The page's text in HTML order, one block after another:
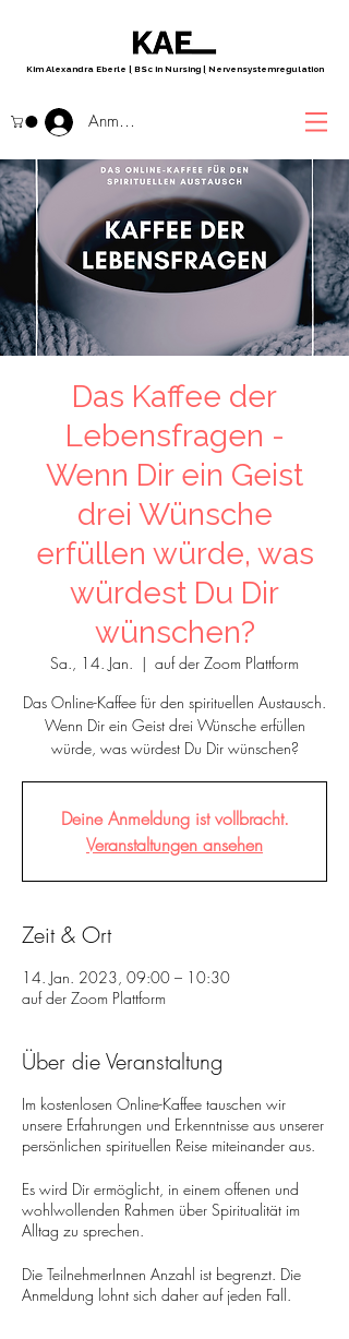
Kim Alexandra Eberle | BSc in Nursing | Nervensystemregulation
Anmelden
Das Kaffee der
Lebensfragen -
Wenn Dir ein Geist
drei Wünsche
erfüllen würde, was
würdest Du Dir
wünschen?
Sa., 14. Jan.
  |
auf der Zoom Plattform
Das Online-Kaffee für den spirituellen Austausch.
Wenn Dir ein Geist drei Wünsche erfüllen
würde, was würdest Du Dir wünschen?
Deine Anmeldung ist vollbracht.
Veranstaltungen ansehen
Zeit & Ort
14. Jan. 2023, 09:00 – 10:30
auf der Zoom Plattform
Über die Veranstaltung
Im kostenlosen Online-Kaffee tauschen wir
unsere Erfahrungen und Erkenntnisse aus unserer
persönlichen spirituellen Reise miteinander aus.
Es wird Dir ermöglicht, in einem offenen und
wohlwollenden Rahmen über Spiritualität im
Alltag zu sprechen.
Die TeilnehmerInnen Anzahl ist begrenzt. Die
Anmeldung lohnt sich daher auf jeden Fall.